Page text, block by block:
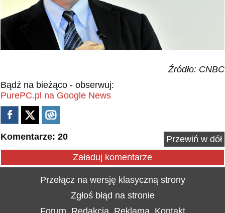
Źródło: CNBC
Bądź na bieżąco - obserwuj:
PurePC.pl na Google News
Komentarze: 20
Przewiń w dół
Załaduj komentarze
Przełącz na wersję klasyczną strony
Zgłoś błąd na stronie